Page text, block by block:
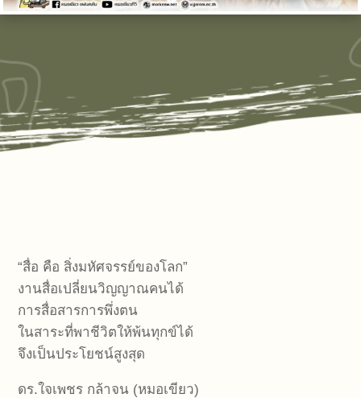
“สื่อ คือ สิ่งมหัศจรรย์ของโลก”
งานสื่อเปลี่ยนวิญญาณคนได้
การสื่อสารการพึ่งตน
ในสาระที่พาชีวิตให้พ้นทุกข์ได้
จึงเป็นประโยชน์สูงสุด
ดร.ใจเพชร กล้าจน (หมอเขียว)